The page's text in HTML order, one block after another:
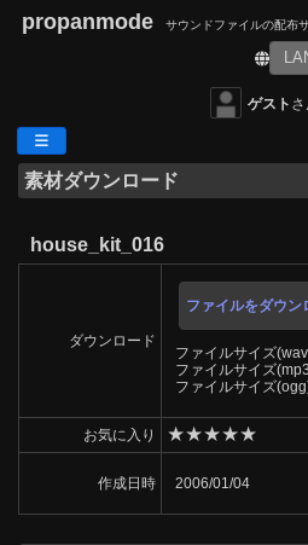
propanmode サウンドファイルの配布
ゲスト
素材ダウンロード
house_kit_016
ダウンロード
ファイルをダウン
ファイルサイズ
ファイルサイズ
ファイルサイズ
お気に入り ★★★★★
作成日時 2006/01/04